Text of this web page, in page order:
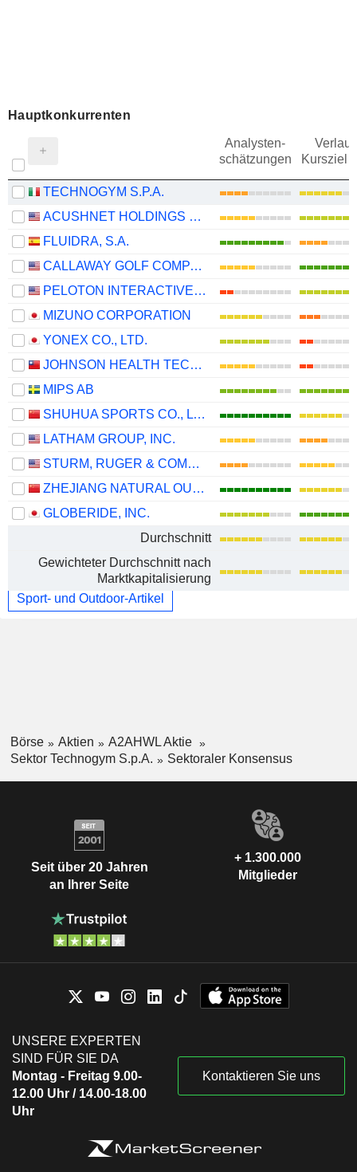
Hauptkonkurrenten
Analysten-
schätzungen
Verlauf
Kursziel
TECHNOGYM S.P.A.
ACUSHNET HOLDINGS CORP.
FLUIDRA, S.A.
CALLAWAY GOLF COMPANY
PELOTON INTERACTIVE, INC.
MIZUNO CORPORATION
YONEX CO., LTD.
JOHNSON HEALTH TECH .CO., LTD.
MIPS AB
SHUHUA SPORTS CO., LTD.
LATHAM GROUP, INC.
STURM, RUGER & COMPANY, INC.
ZHEJIANG NATURAL OUTDOOR GOODS INC.
GLOBERIDE, INC.
Durchschnitt
Gewichteter Durchschnitt nach
Marktkapitalisierung
Sport- und Outdoor-Artikel
Börse Aktien
A2AHWL Aktie
Sektor Technogym S.p.A.
Sektoraler Konsensus
Seit über 20 Jahren
an Ihrer Seite
+ 1.300.000
Mitglieder
UNSERE EXPERTEN
SIND FÜR SIE DA
Montag - Freitag 9.00-
12.00 Uhr / 14.00-18.00
Uhr
Kontaktieren Sie uns